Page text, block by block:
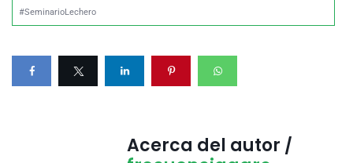
#SeminarioLechero
Acerca del autor /